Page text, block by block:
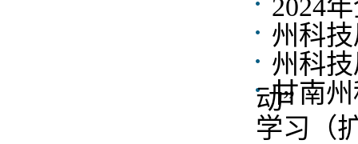
2024
州科
州科
动”
甘南
学习（